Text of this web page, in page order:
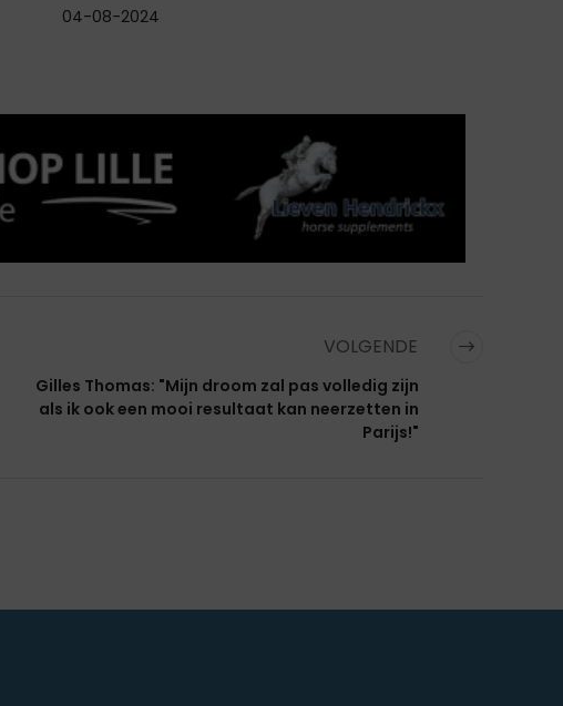
04-08-2024
VOLGENDE
Gilles Thomas: "Mijn droom zal pas volledig zijn
als ik ook een mooi resultaat kan neerzetten in
Parijs!"